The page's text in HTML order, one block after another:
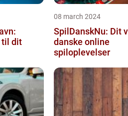
til dit
08 march 2024
SpilDanskNu: Dit
danske online
spiloplevelser